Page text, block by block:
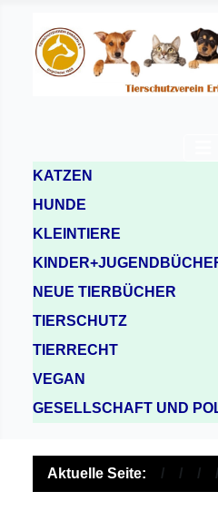
KATZEN
HUNDE
KLEINTIERE
NEUE TIERBÜCHER
TIERSCHUTZ
TIERRECHT
VEGAN
GESELLSCHAFT UND
Aktuelle Seite: